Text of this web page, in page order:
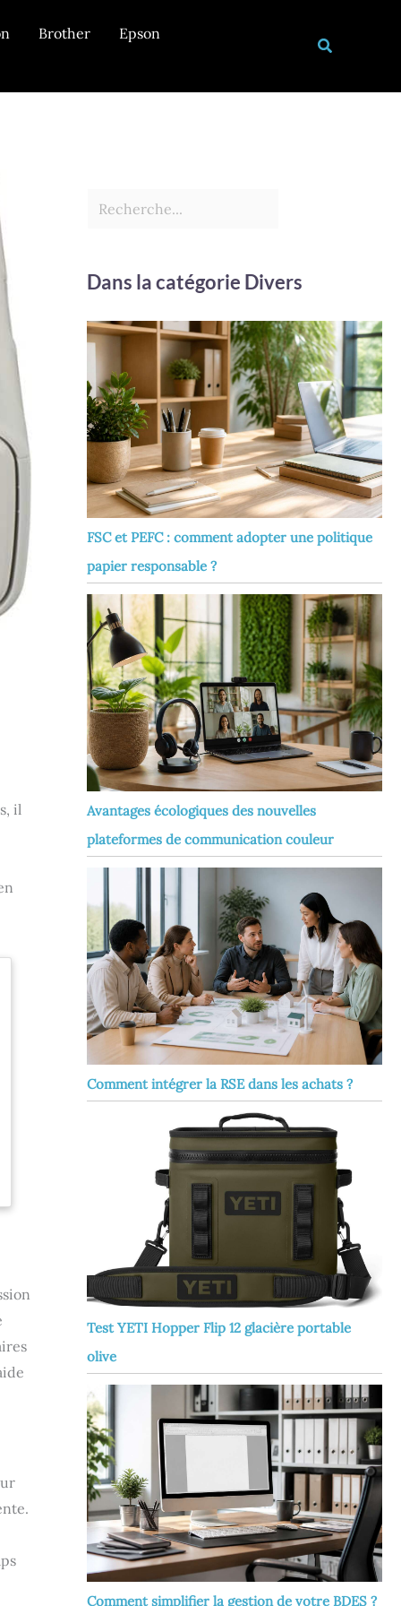
Brother
Epson
il
Dans la catégorie Divers
FSC et PEFC : comment adopter une politique
papier responsable ?
Avantages écologiques des nouvelles
plateformes de communication couleur
Comment intégrer la RSE dans les achats ?
Test YETI Hopper Flip 12 glacière portable
olive
Comment simplifier la gestion de votre BDES ?